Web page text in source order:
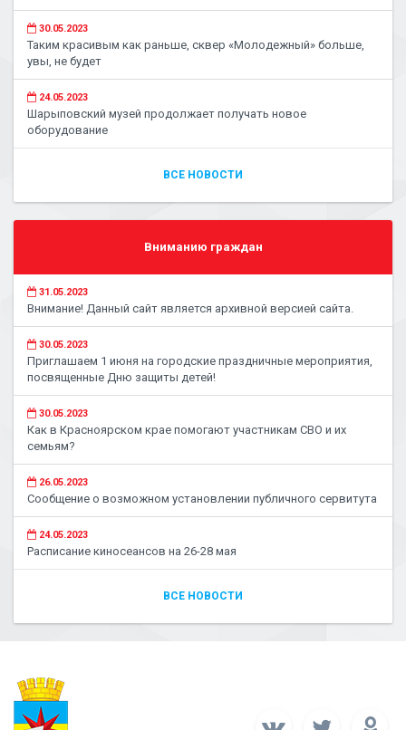
30.05.2023
Таким красивым как раньше, сквер «Молодежный» больше,
увы, не будет
24.05.2023
Шарыповский музей продолжает получать новое
оборудование
ВСЕ НОВОСТИ
Вниманию граждан
31.05.2023
Внимание! Данный сайт является архивной версией сайта.
30.05.2023
Приглашаем 1 июня на городские праздничные мероприятия,
посвященные Дню защиты детей!
30.05.2023
Как в Красноярском крае помогают участникам СВО и их
семьям?
26.05.2023
Сообщение о возможном установлении публичного сервитута
24.05.2023
Расписание киносеансов на 26-28 мая
ВСЕ НОВОСТИ